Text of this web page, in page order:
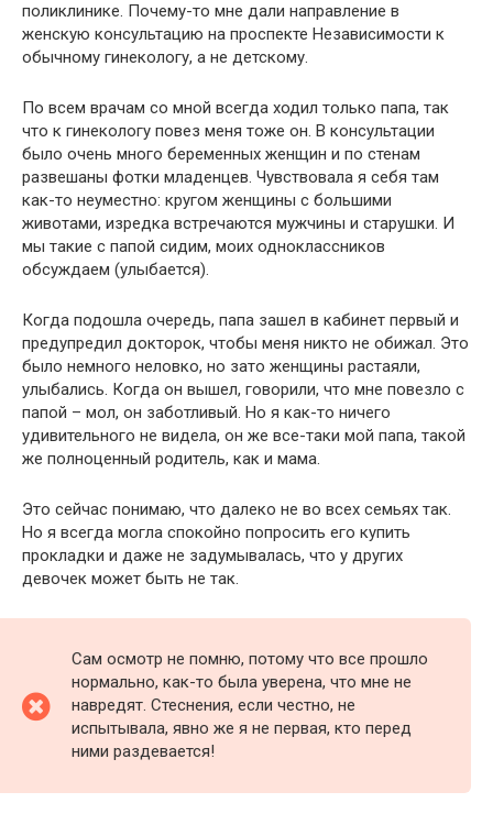
поликлинике. Почему-то мне дали направление в
женскую консультацию на проспекте Независимости к
обычному гинекологу, а не детскому.
По всем врачам со мной всегда ходил только папа, так
что к гинекологу повез меня тоже он. В консультации
было очень много беременных женщин и по стенам
развешаны фотки младенцев. Чувствовала я себя там
как-то неуместно: кругом женщины с большими
животами, изредка встречаются мужчины и старушки. И
мы такие с папой сидим, моих одноклассников
обсуждаем (улыбается).
Когда подошла очередь, папа зашел в кабинет первый и
предупредил докторок, чтобы меня никто не обижал. Это
было немного неловко, но зато женщины растаяли,
улыбались. Когда он вышел, говорили, что мне повезло с
папой – мол, он заботливый. Но я как-то ничего
удивительного не видела, он же все-таки мой папа, такой
же полноценный родитель, как и мама.
Это сейчас понимаю, что далеко не во всех семьях так.
Но я всегда могла спокойно попросить его купить
прокладки и даже не задумывалась, что у других
девочек может быть не так.
Сам осмотр не помню, потому что все прошло
нормально, как-то была уверена, что мне не
навредят. Стеснения, если честно, не
испытывала, явно же я не первая, кто перед
ними раздевается!